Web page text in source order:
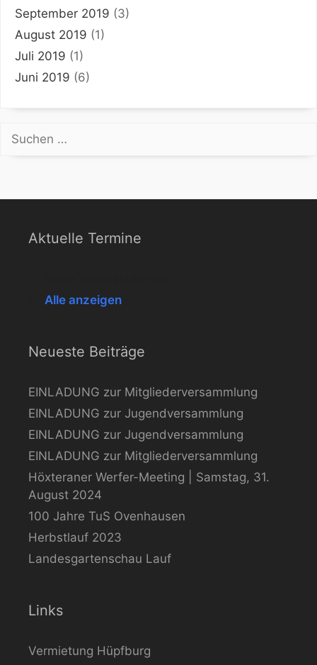
September 2019 (3)
August 2019 (1)
Juli 2019 (1)
Juni 2019 (6)
Suchen
nach:
Aktuelle Termine
Alle anzeigen
Neueste Beiträge
EINLADUNG zur Mitgliederversammlung
EINLADUNG zur Jugendversammlung
EINLADUNG zur Jugendversammlung
EINLADUNG zur Mitgliederversammlung
Höxteraner Werfer-Meeting | Samstag, 31.
August 2024
100 Jahre TuS Ovenhausen
Herbstlauf 2023
Landesgartenschau Lauf
Links
Vermietung Hüpfburg